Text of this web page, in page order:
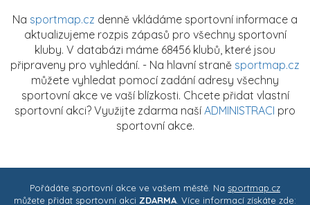
Na sportmap.cz denně vkládáme sportovní informace a
aktualizujeme rozpis zápasů pro všechny sportovní
kluby. V databázi máme 68456 klubů, které jsou
připraveny pro vyhledání. - Na hlavní straně sportmap.cz
můžete vyhledat pomocí zadání adresy všechny
sportovní akce ve vaší blízkosti. Chcete přidat vlastní
sportovní akci? Využijte zdarma naší ADMINISTRACI pro
sportovní akce.
Pořádáte sportovní akce ve vašem městě. Na sportmap.cz
můžete přidat sportovní akci ZDARMA . Více informací získáte zde: